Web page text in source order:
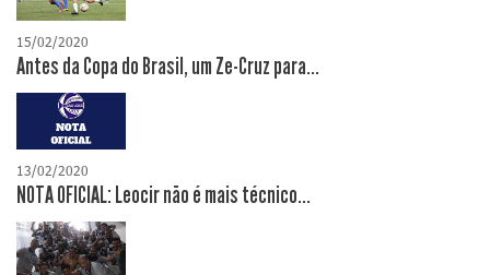
15/02/2020
Antes da Copa do Brasil, um Ze-Cruz para...
13/02/2020
NOTA OFICIAL: Leocir não é mais técnico...